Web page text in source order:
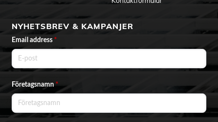
EU-Försäkran
Instruktioner för säker användning
NYHETSBREV & KAMPANJER
Email address *
Företagsnamn*